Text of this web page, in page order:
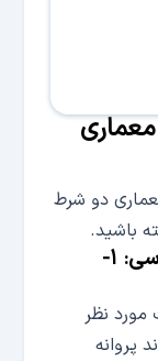
دو شرط
باشید.
شرایط شرکت در آزمون نظام مهندسی: ۱-
نظر
پروانه